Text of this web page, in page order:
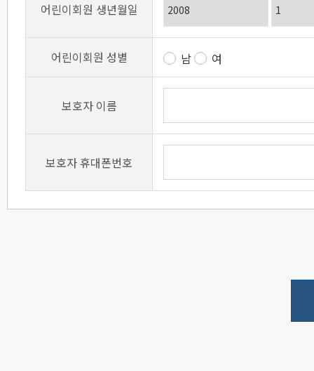
(약관 이외의 준칙)
이 약관에서 사용하는
1. 회 원 : 공공시설예
약을 체결한 자
2. 이용자 : 회원 및 회
자
어린이회원 생년월일
어린이회원 성별 남 여
보호자 이름
보호자 휴대폰번호